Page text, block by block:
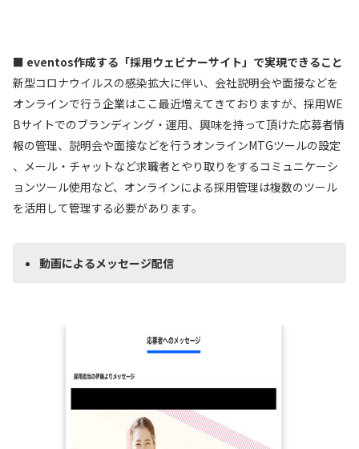
■ eventos作成する「採用ウェビナーサイト」で実現できること
新型コロナウイルスの感染拡大に伴い、会社説明会や面接などを
オンラインで行う企業はここ最近増えてきておりますが、採用WE
Bサイトでのブランディング・運用、興味を持って頂けた応募者情
報の管理、説明会や面接などを行うオンラインMTGツールの設定
、メール・チャットなど求職者とやり取りをするコミュニケーシ
ョンツール使用など、オンラインによる採用管理は複数のツール
を活用して管理する必要があります。
動画によるメッセージ配信